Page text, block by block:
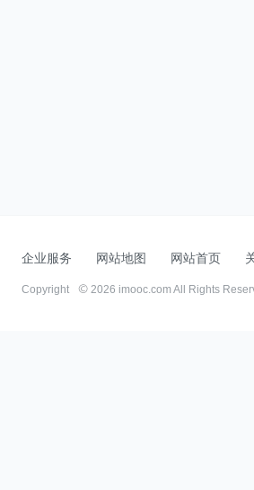
企业服务 网站地图 网站首页
Copyright 2026 imooc.com All Rights